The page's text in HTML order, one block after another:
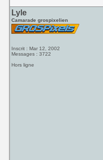
Lyle
Camarade grospixelien
Inscrit : Mar 12, 2002
Messages : 3722
Hors ligne